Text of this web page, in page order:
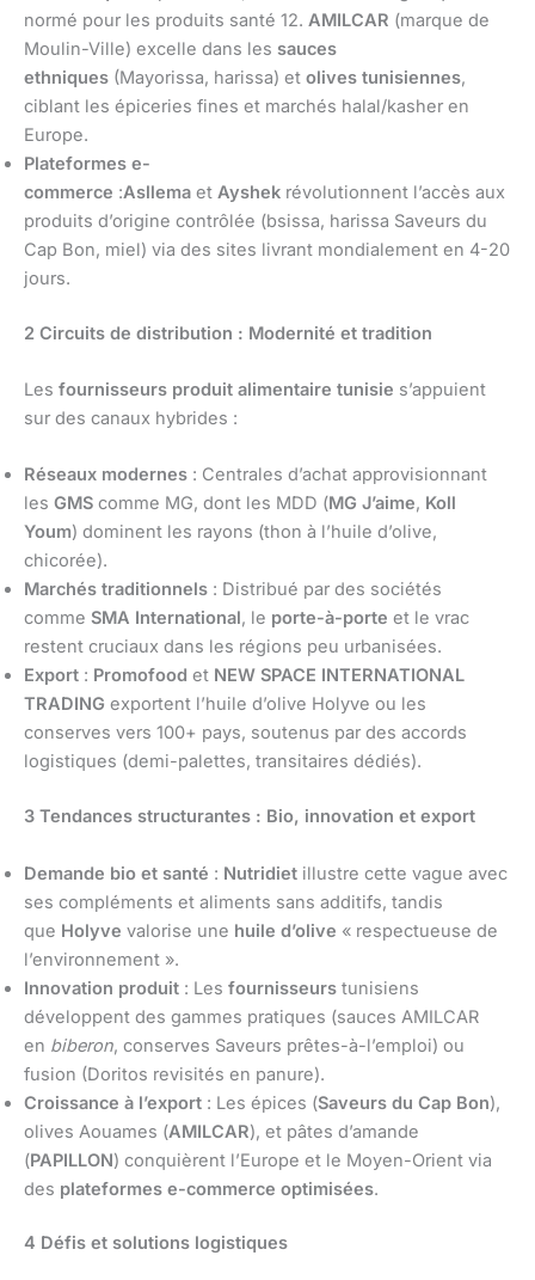
normé pour les produits santé 12. AMILCAR (marque de
Moulin-Ville) excelle dans les sauces
ethniques (Mayorissa, harissa) et olives tunisiennes,
ciblant les épiceries fines et marchés halal/kasher en
Europe.
Plateformes e-
commerce :Asllema et Ayshek révolutionnent l’accès aux
produits d’origine contrôlée (bsissa, harissa Saveurs du
Cap Bon, miel) via des sites livrant mondialement en 4-20
jours.
2 Circuits de distribution : Modernité et tradition
Les fournisseurs produit alimentaire tunisie s’appuient
sur des canaux hybrides :
Réseaux modernes : Centrales d’achat approvisionnant
les GMS comme MG, dont les MDD (MG J’aime, Koll
Youm) dominent les rayons (thon à l’huile d’olive,
chicorée).
Marchés traditionnels : Distribué par des sociétés
comme SMA International, le porte-à-porte et le vrac
restent cruciaux dans les régions peu urbanisées.
Export : Promofood et NEW SPACE INTERNATIONAL
TRADING exportent l’huile d’olive Holyve ou les
conserves vers 100+ pays, soutenus par des accords
logistiques (demi-palettes, transitaires dédiés).
3 Tendances structurantes : Bio, innovation et export
Demande bio et santé : Nutridiet illustre cette vague avec
ses compléments et aliments sans additifs, tandis
que Holyve valorise une huile d’olive « respectueuse de
l’environnement ».
Innovation produit : Les fournisseurs tunisiens
développent des gammes pratiques (sauces AMILCAR
en biberon, conserves Saveurs prêtes-à-l’emploi) ou
fusion (Doritos revisités en panure).
Croissance à l’export : Les épices (Saveurs du Cap Bon),
olives Aouames (AMILCAR), et pâtes d’amande
(PAPILLON) conquièrent l’Europe et le Moyen-Orient via
des plateformes e-commerce optimisées.
4 Défis et solutions logistiques